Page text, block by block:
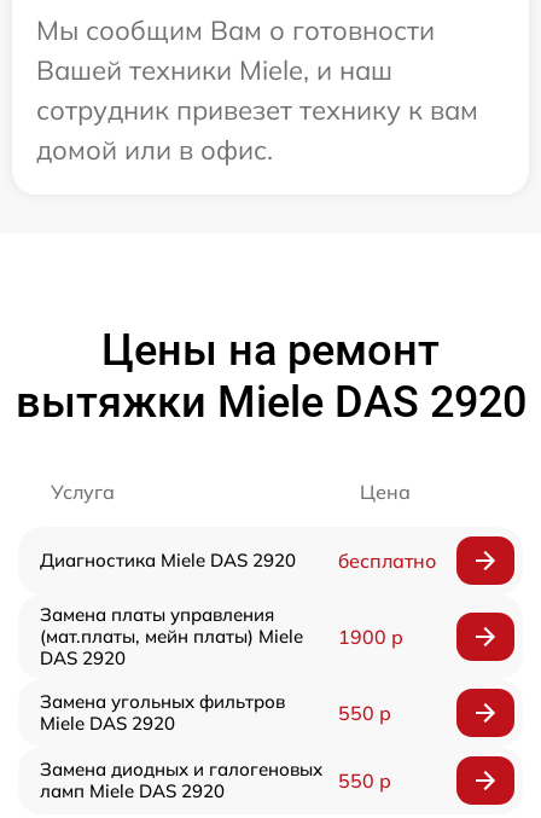
Мы сообщим Вам о готовности
Вашей техники Miele, и наш
сотрудник привезет технику к вам
домой или в офис.
Цены на ремонт
вытяжки Miele DAS 2920
Услуга Цена
Диагностика Miele DAS 2920 бесплатно
Замена платы управления
(мат.платы, мейн платы) Miele
DAS 2920
1900 р
Замена угольных фильтров
Miele DAS 2920
550 р
Замена диодных и галогеновых
ламп Miele DAS 2920
550 р